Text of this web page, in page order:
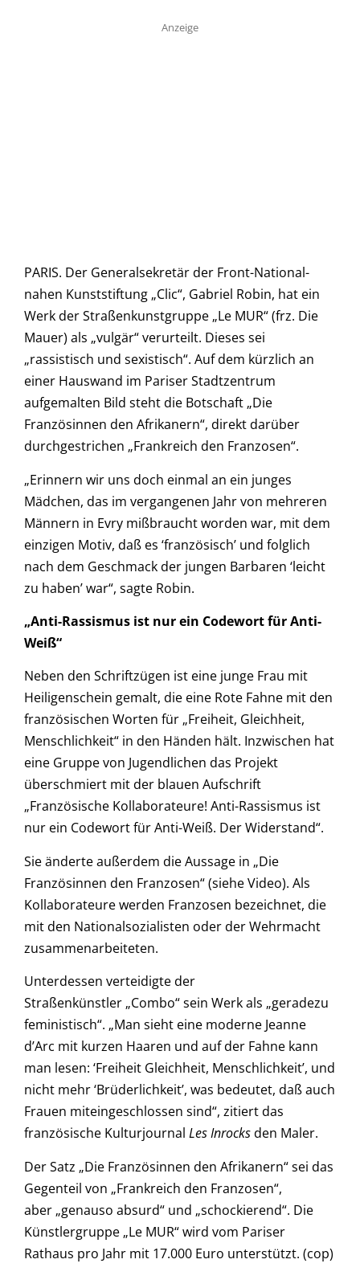
Anzeige
PARIS. Der Generalsekretär der Front-National-
nahen Kunststiftung „Clic“, Gabriel Robin, hat ein
Werk der Straßenkunstgruppe „Le MUR“ (frz. Die
Mauer) als „vulgär“ verurteilt. Dieses sei
„rassistisch und sexistisch“. Auf dem kürzlich an
einer Hauswand im Pariser Stadtzentrum
aufgemalten Bild steht die Botschaft „Die
Französinnen den Afrikanern“, direkt darüber
durchgestrichen „Frankreich den Franzosen“.
„Erinnern wir uns doch einmal an ein junges
Mädchen, das im vergangenen Jahr von mehreren
Männern in Evry mißbraucht worden war, mit dem
einzigen Motiv, daß es ‘französisch’ und folglich
nach dem Geschmack der jungen Barbaren ‘leicht
zu haben’ war“, sagte Robin.
„Anti-Rassismus ist nur ein Codewort für Anti-
Weiß“
Neben den Schriftzügen ist eine junge Frau mit
Heiligenschein gemalt, die eine Rote Fahne mit den
französischen Worten für „Freiheit, Gleichheit,
Menschlichkeit“ in den Händen hält. Inzwischen hat
eine Gruppe von Jugendlichen das Projekt
überschmiert mit der blauen Aufschrift
„Französische Kollaborateure! Anti-Rassismus ist
nur ein Codewort für Anti-Weiß. Der Widerstand“.
Sie änderte außerdem die Aussage in „Die
Französinnen den Franzosen“ (siehe Video). Als
Kollaborateure werden Franzosen bezeichnet, die
mit den Nationalsozialisten oder der Wehrmacht
zusammenarbeiteten.
Unterdessen verteidigte der
Straßenkünstler „Combo“ sein Werk als „geradezu
feministisch“. „Man sieht eine moderne Jeanne
d’Arc mit kurzen Haaren und auf der Fahne kann
man lesen: ‘Freiheit Gleichheit, Menschlichkeit’, und
nicht mehr ‘Brüderlichkeit’, was bedeutet, daß auch
Frauen miteingeschlossen sind“, zitiert das
französische Kulturjournal Les Inrocksden Maler.
Der Satz „Die Französinnen den Afrikanern“ sei das
Gegenteil von „Frankreich den Franzosen“,
aber „genauso absurd“ und „schockierend“. Die
Künstlergruppe „Le MUR“ wird vom Pariser
Rathaus pro Jahr mit 17.000 Euro unterstützt. (cop)